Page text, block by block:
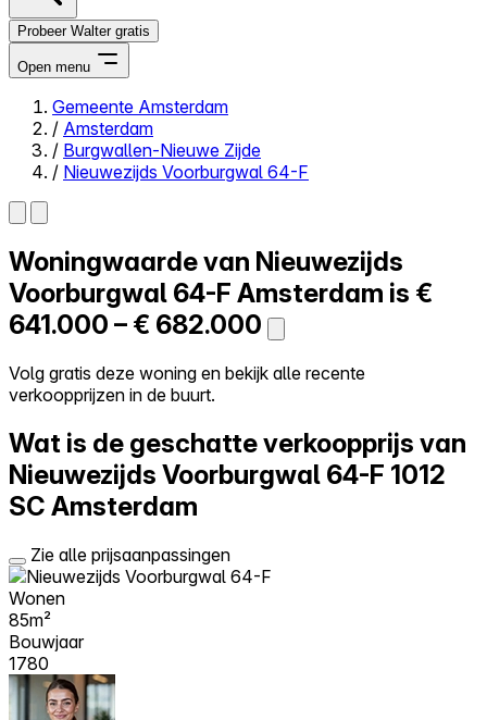
Probeer Walter gratis
Open menu
Close menu
Zelf kopen
Alles-in-één
Reviews
Prijzen
Log in
Probeer Walter gratis
Gemeente Amsterdam
/ Amsterdam
/ Burgwallen-Nieuwe Zijde
/ Nieuwezijds Voorburgwal 64-F
Woningwaarde van Nieuwezijds
Voorburgwal 64-F Amsterdam is €
641.000 – € 682.000
Volg gratis deze woning en bekijk alle recente
verkoopprijzen in de buurt.
Wat is de geschatte verkoopprijs van
Nieuwezijds Voorburgwal 64-F 1012
SC Amsterdam
Zie alle prijsaanpassingen
Wonen
85m²
Bouwjaar
1780